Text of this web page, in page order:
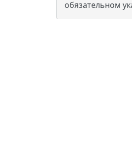
обязательном